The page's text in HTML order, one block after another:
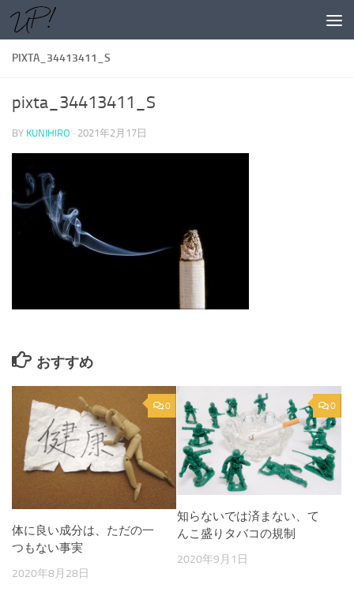
コンテンツへスキップ
PIXTA_34413411_S
pixta_34413411_S
BY KUNIHIRO · 2021年2月17日
おすすめ
0
体に良い成分は、ただの一
つもない事実
2020年8月28日
0
知らないでは済まない、て
んこ盛りタバコの規制
2020年9月1日